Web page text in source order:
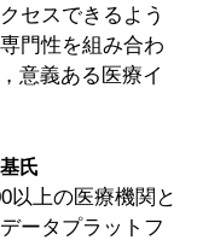
セスできるよう
門性を組み合わ
意義ある医療イ
氏
以上の医療機関と
ータプラットフ